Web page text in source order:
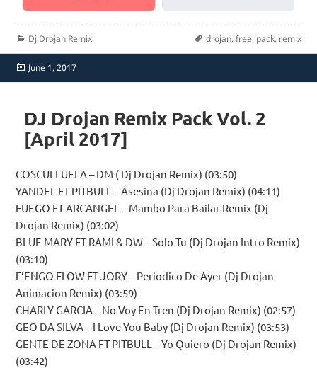
Categories
Dj Drojan Remix Tags
drojan, free, pack, remix
Posted
on
June 1, 2017
DJ Drojan Remix Pack Vol. 2
[April 2017]
COSCULLUELA – DM ( Dj Drojan Remix) (03:50)
YANDEL FT PITBULL – Asesina (Dj Drojan Remix) (04:11)
FUEGO FT ARCANGEL – Mambo Para Bailar Remix (Dj
Drojan Remix) (03:02)
BLUE MARY FT RAMI & DW – Solo Tu (Dj Drojan Intro Remix)
(03:10)
Г‘ENGO FLOW FT JORY – Periodico De Ayer (Dj Drojan
Animacion Remix) (03:59)
CHARLY GARCIA – No Voy En Tren (Dj Drojan Remix) (02:57)
GEO DA SILVA – I Love You Baby (Dj Drojan Remix) (03:53)
GENTE DE ZONA FT PITBULL – Yo Quiero (Dj Drojan Remix)
(03:42)